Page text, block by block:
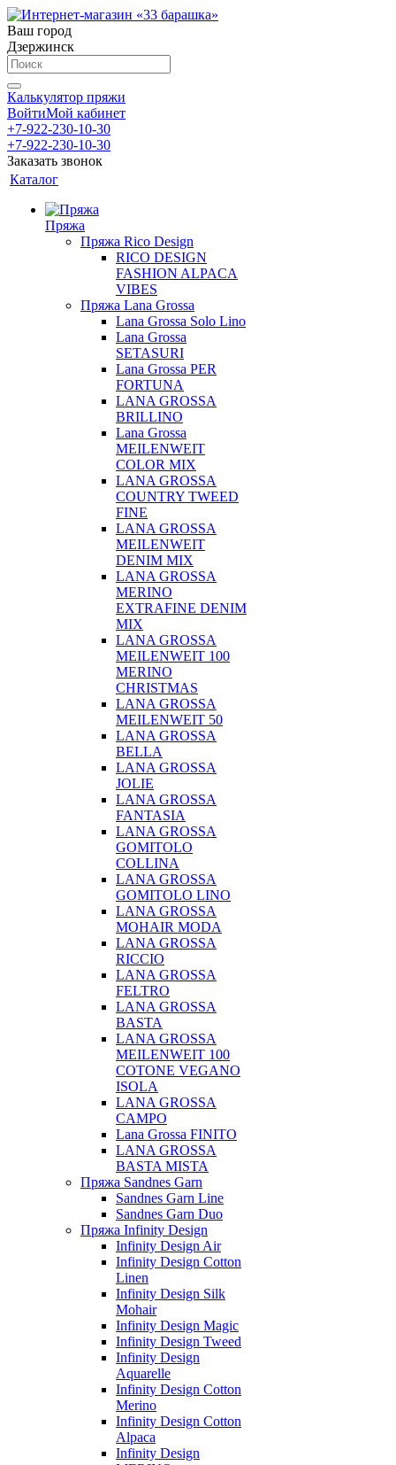
Ваш город
Дзержинск
Калькулятор пряжи
ВойтиМой кабинет
+7-922-230-10-30
+7-922-230-10-30
Заказать звонок
Каталог
Пряжа
Пряжа Rico Design
RICO DESIGN
FASHION ALPACA
VIBES
Пряжа Lana Grossa
Lana Grossa Solo Lino
Lana Grossa
SETASURI
Lana Grossa PER
FORTUNA
LANA GROSSA
BRILLINO
Lana Grossa
MEILENWEIT
COLOR MIX
LANA GROSSA
COUNTRY TWEED
FINE
LANA GROSSA
MEILENWEIT
DENIM MIX
LANA GROSSA
MERINO
EXTRAFINE DENIM
MIX
LANA GROSSA
MEILENWEIT 100
MERINO
CHRISTMAS
LANA GROSSA
MEILENWEIT 50
LANA GROSSA
BELLA
LANA GROSSA
JOLIE
LANA GROSSA
FANTASIA
LANA GROSSA
GOMITOLO
COLLINA
LANA GROSSA
GOMITOLO LINO
LANA GROSSA
MOHAIR MODA
LANA GROSSA
RICCIO
LANA GROSSA
FELTRO
LANA GROSSA
BASTA
LANA GROSSA
MEILENWEIT 100
COTONE VEGANO
ISOLA
LANA GROSSA
CAMPO
Lana Grossa FINITO
LANA GROSSA
BASTA MISTA
Пряжа Sandnes Garn
Sandnes Garn Line
Sandnes Garn Duo
Пряжа Infinity Design
Infinity Design Air
Infinity Design Cotton
Linen
Infinity Design Silk
Mohair
Infinity Design Magic
Infinity Design Tweed
Infinity Design
Aquarelle
Infinity Design Cotton
Merino
Infinity Design Cotton
Alpaca
Infinity Design